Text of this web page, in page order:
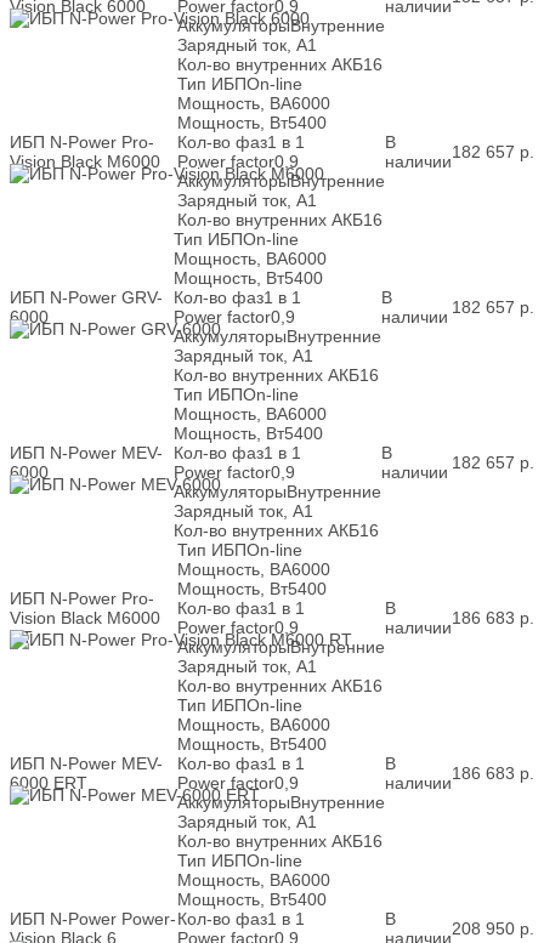
Vision Black 6000 Power factor0,9
АккумуляторыВнутренние
Зарядный ток, А1
Кол-во внутренних АКБ16
наличии
ИБП N-Power Pro-
Vision Black M6000
Тип ИБПOn-line
Мощность, ВА6000
Мощность, Вт5400
Кол-во фаз1 в 1
Power factor0,9
АккумуляторыВнутренние
Зарядный ток, А1
Кол-во внутренних АКБ16
В
наличии182 657 р.
ИБП N-Power GRV-
6000
Тип ИБПOn-line
Мощность, ВА6000
Мощность, Вт5400
Кол-во фаз1 в 1
Power factor0,9
АккумуляторыВнутренние
Зарядный ток, А1
Кол-во внутренних АКБ16
В
наличии 182 657 р.
ИБП N-Power MEV-
6000
Тип ИБПOn-line
Мощность, ВА6000
Мощность, Вт5400
Кол-во фаз1 в 1
Power factor0,9
АккумуляторыВнутренние
Зарядный ток, А1
Кол-во внутренних АКБ16
В
наличии 182 657 р.
ИБП N-Power Pro-
Vision Black M6000
RT
Тип ИБПOn-line
Мощность, ВА6000
Мощность, Вт5400
Кол-во фаз1 в 1
Power factor0,9
АккумуляторыВнутренние
Зарядный ток, А1
Кол-во внутренних АКБ16
В
наличии186 683 р.
ИБП N-Power MEV-
6000 ERT
Тип ИБПOn-line
Мощность, ВА6000
Мощность, Вт5400
Кол-во фаз1 в 1
Power factor0,9
АккумуляторыВнутренние
Зарядный ток, А1
Кол-во внутренних АКБ16
В
наличии186 683 р.
ИБП N-Power Power-
Vision Black 6
Тип ИБПOn-line
Мощность, ВА6000
Мощность, Вт5400
Кол-во фаз1 в 1
Power factor0,9
В
наличии208 950 р.